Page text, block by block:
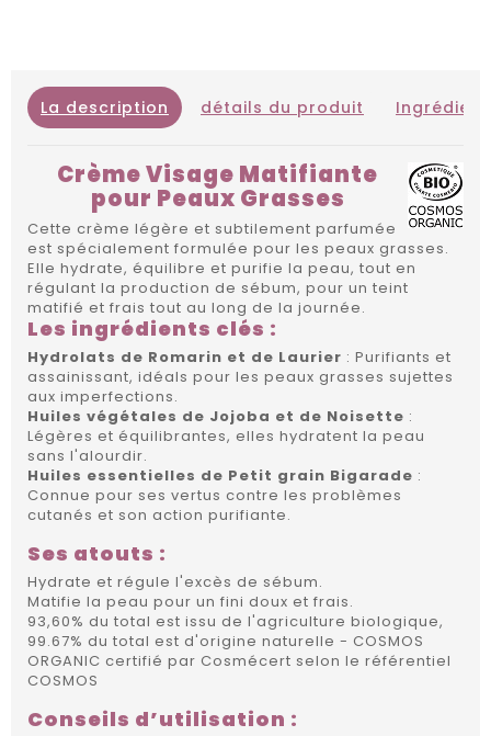
La description détails du produit
Crème Visage Matifiante
pour Peaux Grasses
Cette crème légère et subtilement parfumée
est spécialement formulée pour les peaux grasses.
Elle hydrate, équilibre et purifie la peau, tout en
régulant la production de sébum, pour un teint
matifié et frais tout au long de la journée.
Les ingrédients clés :
Hydrolats de Romarin et de Laurier : Purifiants et
assainissant, idéals pour les peaux grasses sujettes
aux imperfections.
Huiles végétales de Jojoba et de Noisette :
Légères et équilibrantes, elles hydratent la peau
sans l'alourdir.
Huiles essentielles de Petit grain Bigarade :
Connue pour ses vertus contre les problèmes
cutanés et son action purifiante.
Ses atouts :
Hydrate et régule l'excès de sébum.
Matifie la peau pour un fini doux et frais.
93,60% du total est issu de l'agriculture biologique,
99.67% du total est d'origine naturelle - COSMOS
ORGANIC certifié par Cosmécert selon le référentiel
COSMOS
Conseils d’utilisation :